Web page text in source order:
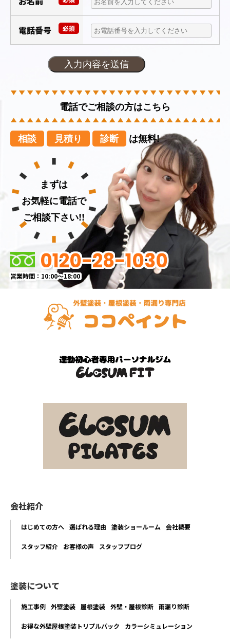
電話番号 必須
電話でご相談の方はこちら
相談 見積り 診断 は無料!
まずは
お気軽に電話で
ご相談下さい!!
0120-28-1030
営業時間：10:00～18:00
会社紹介
はじめての方へ 選ばれる理由 塗装ショールーム 会社概要
スタッフ紹介 お客様の声 スタッフブログ
塗装について
施工事例 外壁塗装 屋根塗装 外壁・屋根診断 雨漏り診断
お得な外壁屋根塗装トリプルパック カラーシミュレーション